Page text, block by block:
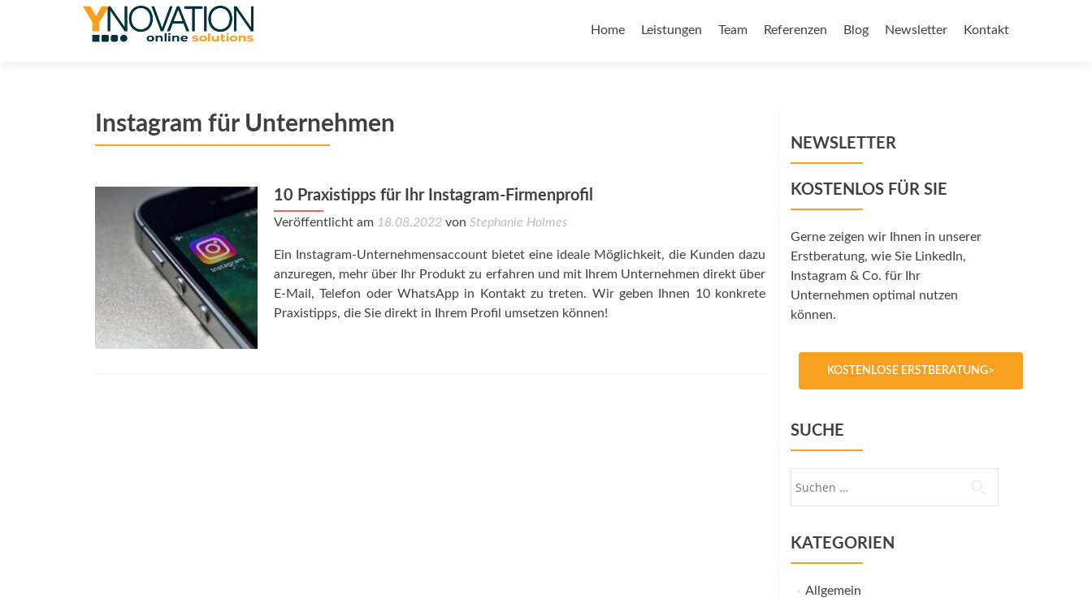
Home Leistungen Team Referenzen Blog Newsletter Kontakt
Instagram für Unternehmen
10 Praxistipps für Ihr Instagram-Firmenprofil
Veröffentlicht am 18.08.2022 von Stephanie Holmes
Ein Instagram-Unternehmensaccount bietet eine ideale Möglichkeit, die Kunden dazu
anzuregen, mehr über Ihr Produkt zu erfahren und mit Ihrem Unternehmen direkt über
E-Mail, Telefon oder WhatsApp in Kontakt zu treten. Wir geben Ihnen 10 konkrete
Praxistipps, die Sie direkt in Ihrem Profil umsetzen können!
NEWSLETTER
KOSTENLOS FÜR SIE
Gerne zeigen wir Ihnen in unserer
Erstberatung, wie Sie LinkedIn,
Instagram & Co. für Ihr
Unternehmen optimal nutzen
können.
KOSTENLOSE ERSTBERATUNG>
SUCHE
KATEGORIEN
Allgemein